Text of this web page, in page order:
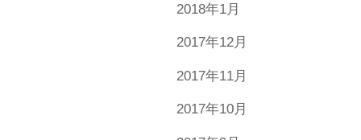
2018年1月
2017年12月
2017年11月
2017年10月